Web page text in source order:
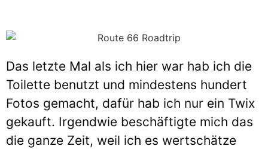
Das letzte Mal als ich hier war hab ich die
Toilette benutzt und mindestens hundert
Fotos gemacht, dafür hab ich nur ein Twix
gekauft. Irgendwie beschäftigte mich das
die ganze Zeit, weil ich es wertschätze